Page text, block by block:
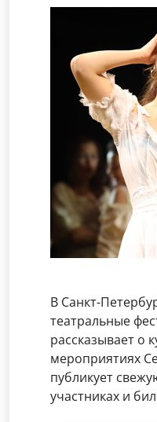
В Санкт-
театральные
рассказывает о
мероприятиях
публикует
участниках и